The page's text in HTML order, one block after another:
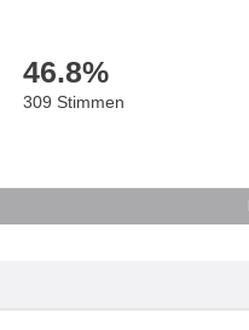
46.8%
309 Stimmen